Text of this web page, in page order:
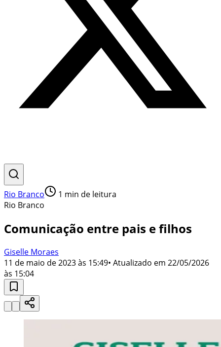
Rio Branco 1 min de leitura
Rio Branco
Comunicação entre pais e filhos
Giselle Moraes
11 de maio de 2023 às 15:49• Atualizado em 22/05/2026
às 15:04